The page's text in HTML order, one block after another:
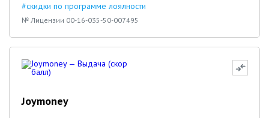
#скидки по программе лоялности
№ Лицензии 00-16-035-50-007495
Joymoney